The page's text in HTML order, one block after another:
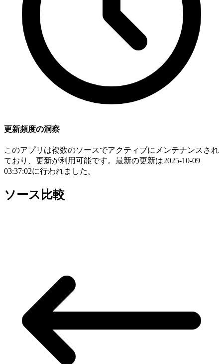
更新頻度の洞察
このアプリは複数のソースでアクティブにメンテナンスされ
ており、更新が利用可能です。最新の更新は2025-10-09
03:37:02に行われました。
ソース比較